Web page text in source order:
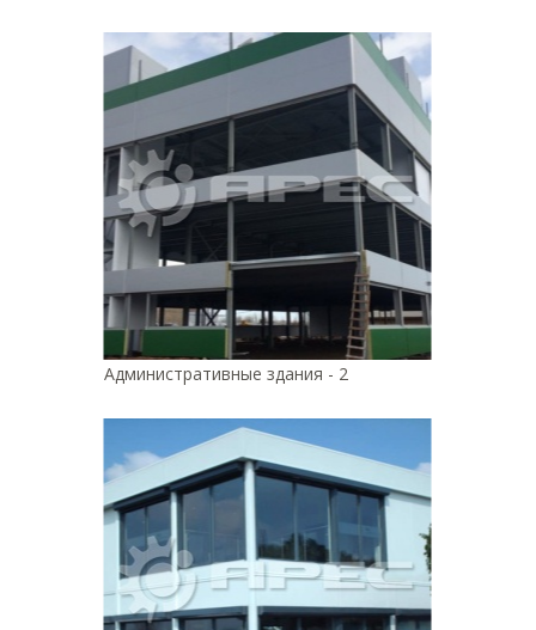
Административные здания - 2